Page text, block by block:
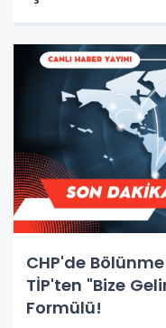
CHP'de
TİP'ten "Bize
Formülü!